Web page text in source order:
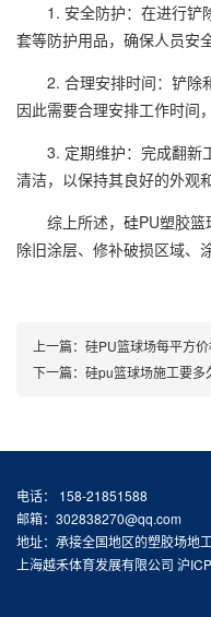
1. 安全防护：在进行铲
套等防护用品，确保人员安全
2. 合理安排时间：铲除和
因此需要合理安排工作时间
3. 定期维护：完成翻新
清洁，以保持其良好的外观
综上所述，硅PU塑胶篮
除旧涂层、修补破损区域、
上一篇： 硅PU篮球场每平方
下一篇： 硅pu篮球场施工要多
电话： 158-21851588
邮箱：302838270@qq.com
地址：承接全国地区的塑胶场地
上海越禾体育发展有限公司 沪